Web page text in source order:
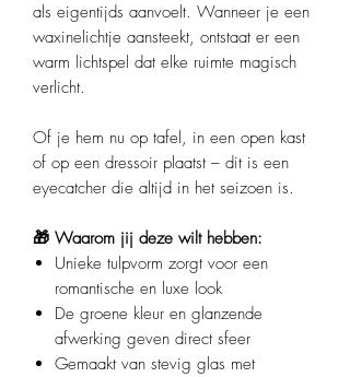
als eigentijds aanvoelt. Wanneer je een
waxinelichtje aansteekt, ontstaat er een
warm lichtspel dat elke ruimte magisch
verlicht.
Of je hem nu op tafel, in een open kast
of op een dressoir plaatst – dit is een
eyecatcher die altijd in het seizoen is.
🎁 Waarom jij deze wilt hebben:
Unieke tulpvorm zorgt voor een
romantische en luxe look
De groene kleur en glanzende
afwerking geven direct sfeer
Gemaakt van stevig glas met